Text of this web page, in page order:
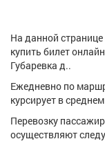
На данной
купить билет
Губаревка д..
Ежедневно по
курсирует в
Перевозку
осуществляют